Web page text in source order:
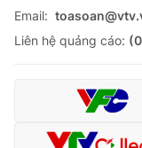
Email:
Liên hệ quảng cáo: